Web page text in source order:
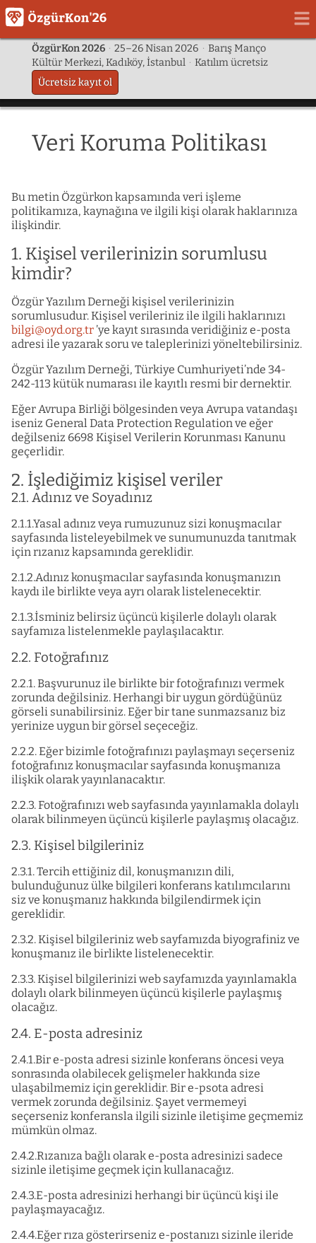
ÖzgürKon 2026 · 25–26 Nisan 2026 · Barış Manço
Kültür Merkezi, Kadıköy, İstanbul · Katılım ücretsiz
Ücretsiz kayıt ol
Veri Koruma Politikası
Bu metin Özgürkon kapsamında veri işleme
politikamıza, kaynağına ve ilgili kişi olarak haklarınıza
ilişkindir.
1. Kişisel verilerinizin sorumlusu
kimdir?
Özgür Yazılım Derneği kişisel verilerinizin
sorumlusudur. Kişisel verileriniz ile ilgili haklarınızı
bilgi@oyd.org.tr ’ye kayıt sırasında veridiğiniz e-posta
adresi ile yazarak soru ve taleplerinizi yöneltebilirsiniz.
Özgür Yazılım Derneği, Türkiye Cumhuriyeti’nde 34-
242-113 kütük numarası ile kayıtlı resmi bir dernektir.
Eğer Avrupa Birliği bölgesinden veya Avrupa vatandaşı
iseniz General Data Protection Regulation ve eğer
değilseniz 6698 Kişisel Verilerin Korunması Kanunu
geçerlidir.
2. İşlediğimiz kişisel veriler
2.1. Adınız ve Soyadınız
2.1.1.Yasal adınız veya rumuzunuz sizi konuşmacılar
sayfasında listeleyebilmek ve sunumunuzda tanıtmak
için rızanız kapsamında gereklidir.
2.1.2.Adınız konuşmacılar sayfasında konuşmanızın
kaydı ile birlikte veya ayrı olarak listelenecektir.
2.1.3.İsminiz belirsiz üçüncü kişilerle dolaylı olarak
sayfamıza listelenmekle paylaşılacaktır.
2.2. Fotoğrafınız
2.2.1. Başvurunuz ile birlikte bir fotoğrafınızı vermek
zorunda değilsiniz. Herhangi bir uygun gördüğünüz
görseli sunabilirsiniz. Eğer bir tane sunmazsanız biz
yerinize uygun bir görsel seçeceğiz.
2.2.2. Eğer bizimle fotoğrafınızı paylaşmayı seçerseniz
fotoğrafınız konuşmacılar sayfasında konuşmanıza
ilişkik olarak yayınlanacaktır.
2.2.3. Fotoğrafınızı web sayfasında yayınlamakla dolaylı
olarak bilinmeyen üçüncü kişilerle paylaşmış olacağız.
2.3. Kişisel bilgileriniz
2.3.1. Tercih ettiğiniz dil, konuşmanızın dili,
bulunduğunuz ülke bilgileri konferans katılımcılarını
siz ve konuşmanız hakkında bilgilendirmek için
gereklidir.
2.3.2. Kişisel bilgileriniz web sayfamızda biyografiniz ve
konuşmanız ile birlikte listelenecektir.
2.3.3. Kişisel bilgilerinizi web sayfamızda yayınlamakla
dolaylı olark bilinmeyen üçüncü kişilerle paylaşmış
olacağız.
2.4. E-posta adresiniz
2.4.1.Bir e-posta adresi sizinle konferans öncesi veya
sonrasında olabilecek gelişmeler hakkında size
ulaşabilmemiz için gereklidir. Bir e-psota adresi
vermek zorunda değilsiniz. Şayet vermemeyi
seçerseniz konferansla ilgili sizinle iletişime geçmemiz
mümkün olmaz.
2.4.2.Rızanıza bağlı olarak e-posta adresinizi sadece
sizinle iletişime geçmek için kullanacağız.
2.4.3.E-posta adresinizi herhangi bir üçüncü kişi ile
paylaşmayacağız.
2.4.4.Eğer rıza gösterirseniz e-postanızı sizinle ileride